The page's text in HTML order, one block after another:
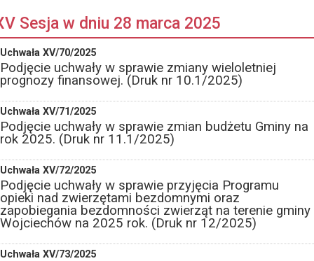
Sesja w dniu 28 marca 2025
Uchwała XV/70/2025
Podjęcie uchwały w sprawie zmiany wieloletniej
prognozy finansowej. (Druk nr 10.1/2025)
Uchwała XV/71/2025
Podjęcie uchwały w sprawie zmian budżetu Gminy na
rok 2025. (Druk nr 11.1/2025)
Uchwała XV/72/2025
Podjęcie uchwały w sprawie przyjęcia Programu
opieki nad zwierzętami bezdomnymi oraz
zapobiegania bezdomności zwierząt na terenie gminy
Wojciechów na 2025 rok. (Druk nr 12/2025)
Uchwała XV/73/2025